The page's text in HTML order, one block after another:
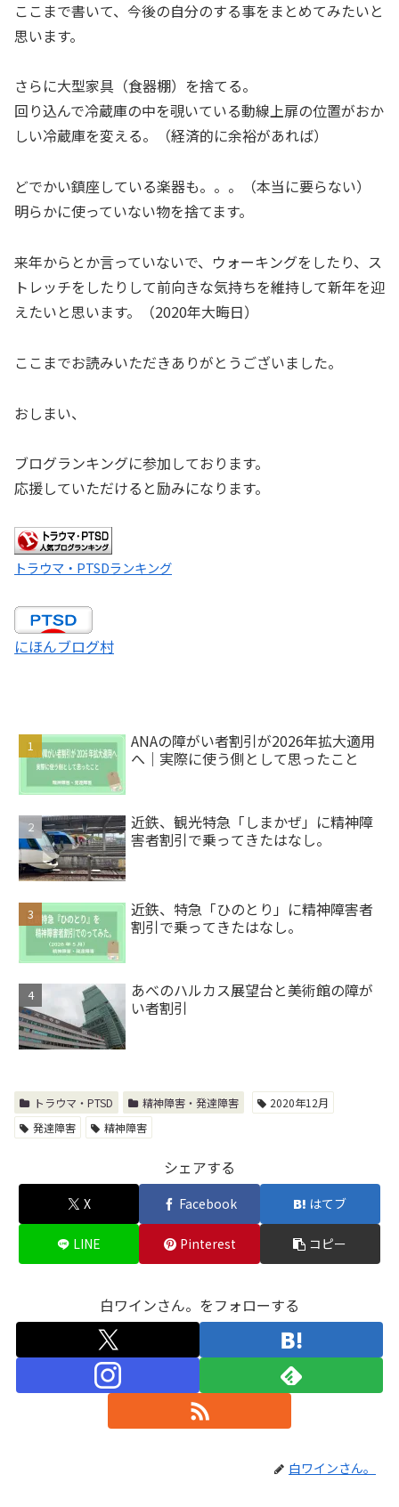
ここまで書いて、今後の自分のする事をまとめてみたいと
思います。
さらに大型家具（食器棚）を捨てる。
回り込んで冷蔵庫の中を覗いている動線上扉の位置がおか
しい冷蔵庫を変える。（経済的に余裕があれば）
どでかい鎮座している楽器も。。。（本当に要らない）
明らかに使っていない物を捨てます。
来年からとか言っていないで、ウォーキングをしたり、ス
トレッチをしたりして前向きな気持ちを維持して新年を迎
えたいと思います。（2020年大晦日）
ここまでお読みいただきありがとうございました。
おしまい、
ブログランキングに参加しております。
応援していただけると励みになります。
トラウマ・PTSDランキング
にほんブログ村
ANAの障がい者割引が2026年拡大適用
へ｜実際に使う側として思ったこと
近鉄、観光特急「しまかぜ」に精神障
害者割引で乗ってきたはなし。
近鉄、特急「ひのとり」に精神障害者
割引で乗ってきたはなし。
あべのハルカス展望台と美術館の障が
い者割引
トラウマ・PTSD 精神障害・発達障害
2020年12月
発達障害
精神障害
シェアする
X Facebook はてブ
LINE Pinterest コピー
白ワインさん。をフォローする
白ワインさん。